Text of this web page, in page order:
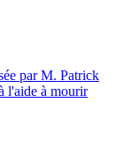
par M. Patrick
l'aide à mourir